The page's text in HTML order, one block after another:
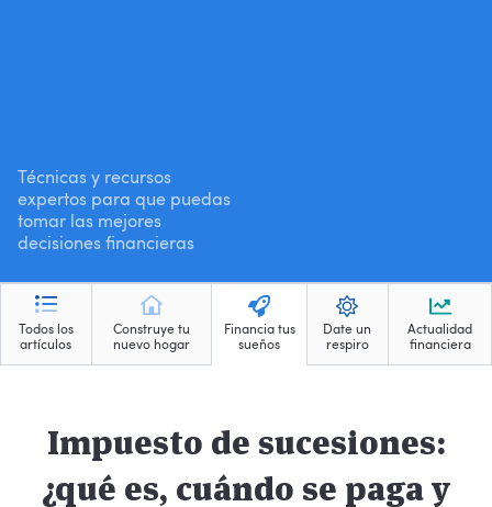
Técnicas y recursos
expertos para que puedas
tomar las mejores
decisiones financieras
Todos los
artículos
Construye tu
nuevo hogar
Financia tus
sueños
Date un
respiro
Actualidad
financiera
Impuesto de sucesiones:
¿qué es, cuándo se paga y